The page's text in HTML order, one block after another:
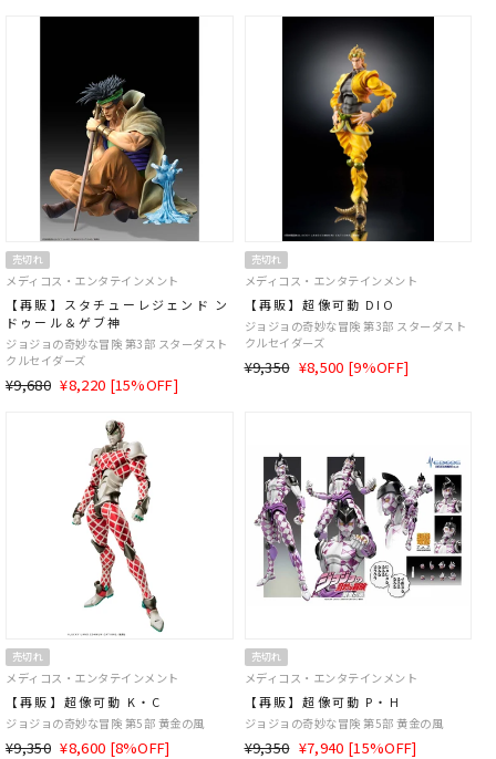
格
売切れ
メディコス・エンタテインメント
【再販】スタチューレジェンド ン
ドゥール＆ゲブ神
ジョジョの奇妙な冒険 第3部 スターダスト
クルセイダーズ
通
¥9,680 SALE
¥8,220 [15%OFF]
売切れ
メディコス・エンタテインメント
【再販】超像可動 DIO
ジョジョの奇妙な冒険 第3部 スターダスト
クルセイダーズ
通
¥9,350 SALE
¥8,500 [9%OFF]
売切れ
メディコス・エンタテインメント
【再販】超像可動 K・C
ジョジョの奇妙な冒険 第5部 黄金の風
通
¥9,350 SALE
¥8,600 [8%OFF]
売切れ
メディコス・エンタテインメント
【再販】超像可動 P・H
ジョジョの奇妙な冒険 第5部 黄金の風
通
¥9,350 SALE
¥7,940 [15%OFF]